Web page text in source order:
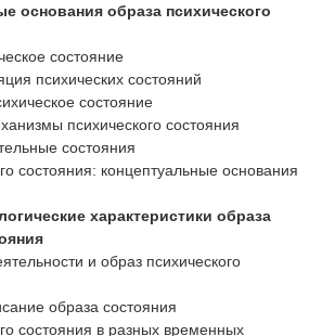
основания образа психического
состояние
психических состояний
состояние
психического состояния
состояния
состояния: концептуальные основания
характеристики образа
и образ психического
образа состояния
состояния в разных временных